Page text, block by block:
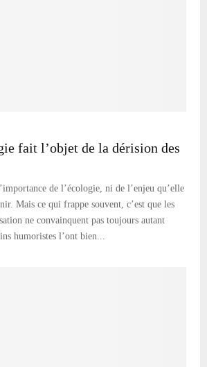
fait l’objet de la dérision des
de l’écologie, ni de l’enjeu qu’elle
Mais ce qui frappe souvent, c’est que les
ne convainquent pas toujours autant
humoristes l’ont bien...